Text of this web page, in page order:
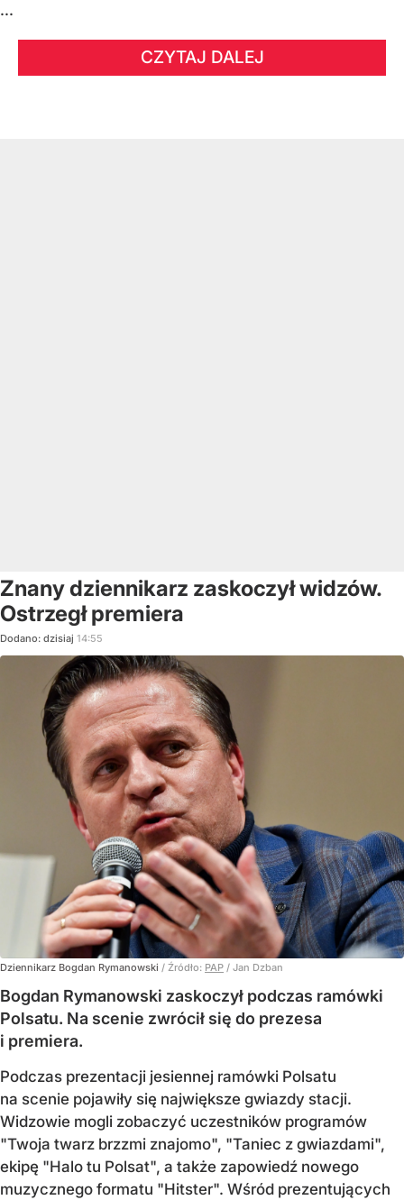
...
CZYTAJ DALEJ
Znany dziennikarz zaskoczył widzów.
Ostrzegł premiera
Dodano: dzisiaj 14:55
Dziennikarz Bogdan Rymanowski / Źródło: PAP / Jan Dzban
Bogdan Rymanowski zaskoczył podczas ramówki
Polsatu. Na scenie zwrócił się do prezesa
i premiera.
Podczas prezentacji jesiennej ramówki Polsatu
na scenie pojawiły się największe gwiazdy stacji.
Widzowie mogli zobaczyć uczestników programów
"Twoja twarz brzzmi znajomo", "Taniec z gwiazdami",
ekipę "Halo tu Polsat", a także zapowiedź nowego
muzycznego formatu "Hitster". Wśród prezentujących